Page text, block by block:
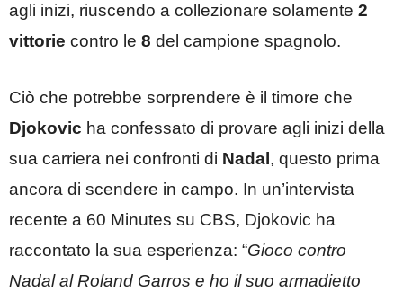
agli inizi, riuscendo a collezionare solamente 2
vittorie contro le 8 del campione spagnolo.
Ciò che potrebbe sorprendere è il timore che
Djokovic ha confessato di provare agli inizi della
sua carriera nei confronti di Nadal, questo prima
ancora di scendere in campo. In un’intervista
recente a 60 Minutes su CBS, Djokovic ha
raccontato la sua esperienza: “Gioco contro
Nadal al Roland Garros e ho il suo armadietto